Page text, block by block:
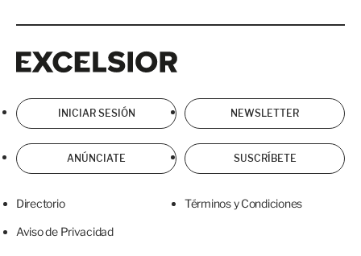
INICIAR SESIÓN NEWSLETTER
ANÚNCIATE SUSCRÍBETE
Directorio Términos y Condiciones
Aviso de Privacidad